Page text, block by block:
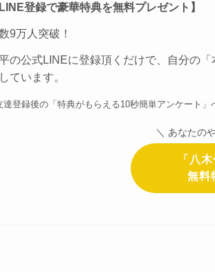
LINE登録で豪華特典を無料プレゼント】
9万人突破！
の公式LINEに登録頂くだけで、自分の
ています。
登録後の「特典がもらえる10秒簡単アンケート」
＼ あなたの
「八
無料